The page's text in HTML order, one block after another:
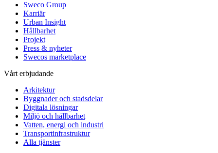
Sweco Group
Karriär
Urban Insight
Hållbarhet
Projekt
Press & nyheter
Swecos marketplace
Vårt erbjudande
Arkitektur
Byggnader och stadsdelar
Digitala lösningar
Miljö och hållbarhet
Vatten, energi och industri
Transportinfrastruktur
Alla tjänster